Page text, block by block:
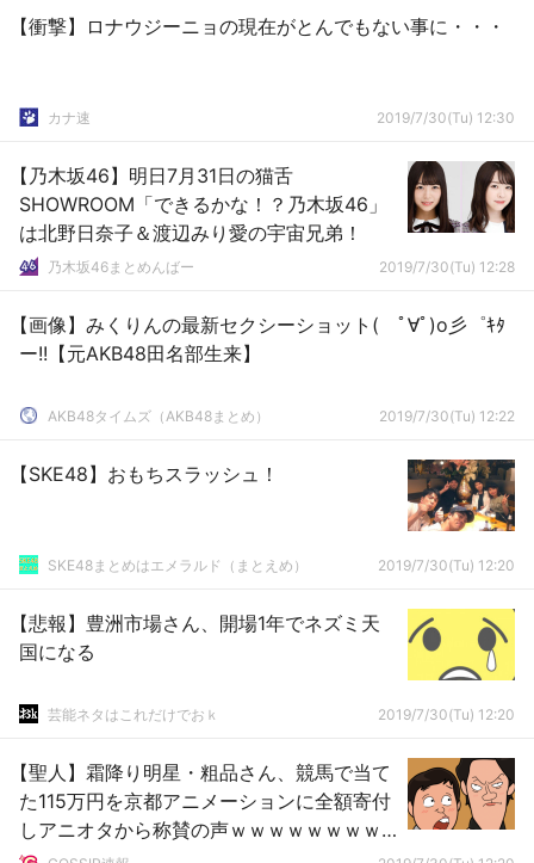
【衝撃】ロナウジーニョの現在がとんでもない事に・・・
カナ速 2019/7/30(Tu) 12:30
【乃木坂46】明日7月31日の猫舌
SHOWROOM「できるかな！？乃木坂46」
は北野日奈子＆渡辺みり愛の宇宙兄弟！
乃木坂46まとめんばー 2019/7/30(Tu) 12:28
【画像】みくりんの最新セクシーショット( ﾟ∀ﾟ)o彡゜ｷﾀ
ー!!【元AKB48田名部生来】
AKB48タイムズ（AKB48まとめ） 2019/7/30(Tu) 12:22
【SKE48】おもちスラッシュ！
SKE48まとめはエメラルド（まとえめ） 2019/7/30(Tu) 12:20
【悲報】豊洲市場さん、開場1年でネズミ天
国になる
芸能ネタはこれだけでおｋ 2019/7/30(Tu) 12:20
【聖人】霜降り明星・粗品さん、競馬で当て
た115万円を京都アニメーションに全額寄付
しアニオタから称賛の声ｗｗｗｗｗｗｗｗ
ｗｗ